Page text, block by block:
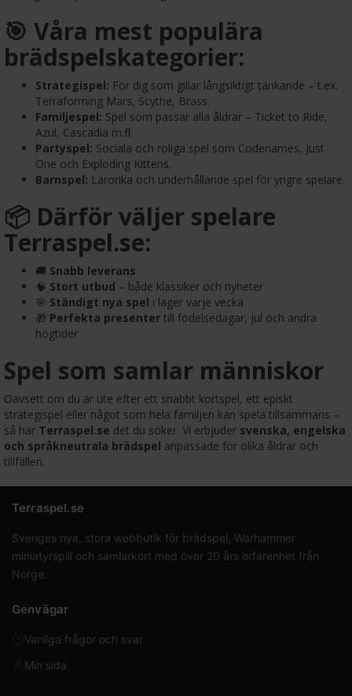
🎯 Våra mest populära
brädspelskategorier:
Strategispel: För dig som gillar långsiktigt tänkande – t.ex.
Terraforming Mars, Scythe, Brass.
Familjespel: Spel som passar alla åldrar – Ticket to Ride,
Azul, Cascadia m.fl.
Partyspel: Sociala och roliga spel som Codenames, Just
One och Exploding Kittens.
Barnspel: Lärorika och underhållande spel för yngre spelare.
📦 Därför väljer spelare
Terraspel.se:
🚚 Snabb leverans
🧠 Stort utbud – både klassiker och nyheter
🎯 Ständigt nya spel i lager varje vecka
🎁 Perfekta presenter till födelsedagar, jul och andra
högtider
Spel som samlar människor
Oavsett om du är ute efter ett snabbt kortspel, ett episkt
strategispel eller något som hela familjen kan spela tillsammans –
så har Terraspel.se det du söker. Vi erbjuder svenska, engelska
och språkneutrala brädspel anpassade för olika åldrar och
tillfällen.
Terraspel.se
Sveriges nya, stora webbutik för brädspel, Warhammer
miniatyrspill och samlarkort med över 20 års erfarenhet från
Norge.
Genvägar
Vanliga frågor och svar
Min sida